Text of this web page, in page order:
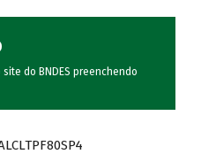
do BNDES preenchendo